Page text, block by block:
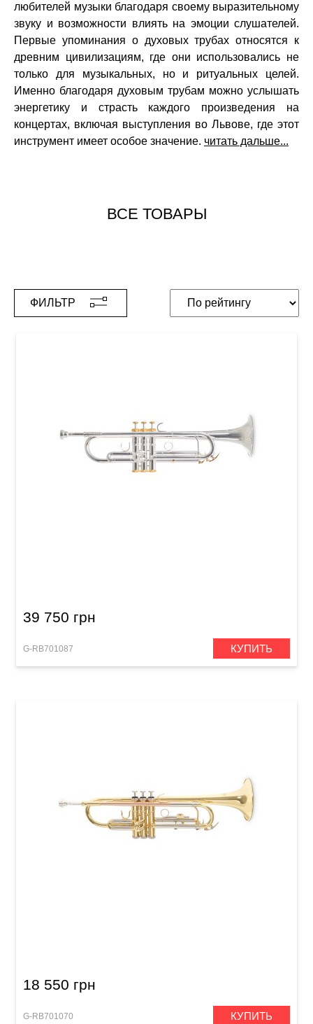
любителей музыки благодаря своему выразительному
звуку и возможности влиять на эмоции слушателей.
Первые упоминания о духовых трубах относятся к
древним цивилизациям, где они использовались не
только для музыкальных, но и ритуальных целей.
Именно благодаря духовым трубам можно услышать
энергетику и страсть каждого произведения на
концертах, включая выступления во Львове, где этот
инструмент имеет особое значение. читать дальше...
ВСЕ ТОВАРЫ
ФИЛЬТР
39 750 грн
G-RB701087 КУПИТЬ
18 550 грн
G-RB701070 КУПИТЬ